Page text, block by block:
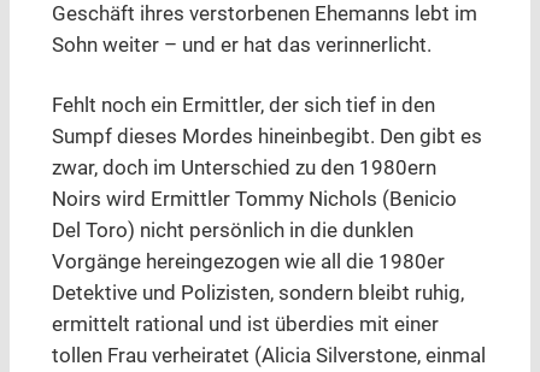
Geschäft ihres verstorbenen Ehemanns lebt im
Sohn weiter – und er hat das verinnerlicht.
Fehlt noch ein Ermittler, der sich tief in den
Sumpf dieses Mordes hineinbegibt. Den gibt es
zwar, doch im Unterschied zu den 1980ern
Noirs wird Ermittler Tommy Nichols (Benicio
Del Toro) nicht persönlich in die dunklen
Vorgänge hereingezogen wie all die 1980er
Detektive und Polizisten, sondern bleibt ruhig,
ermittelt rational und ist überdies mit einer
tollen Frau verheiratet (Alicia Silverstone, einmal